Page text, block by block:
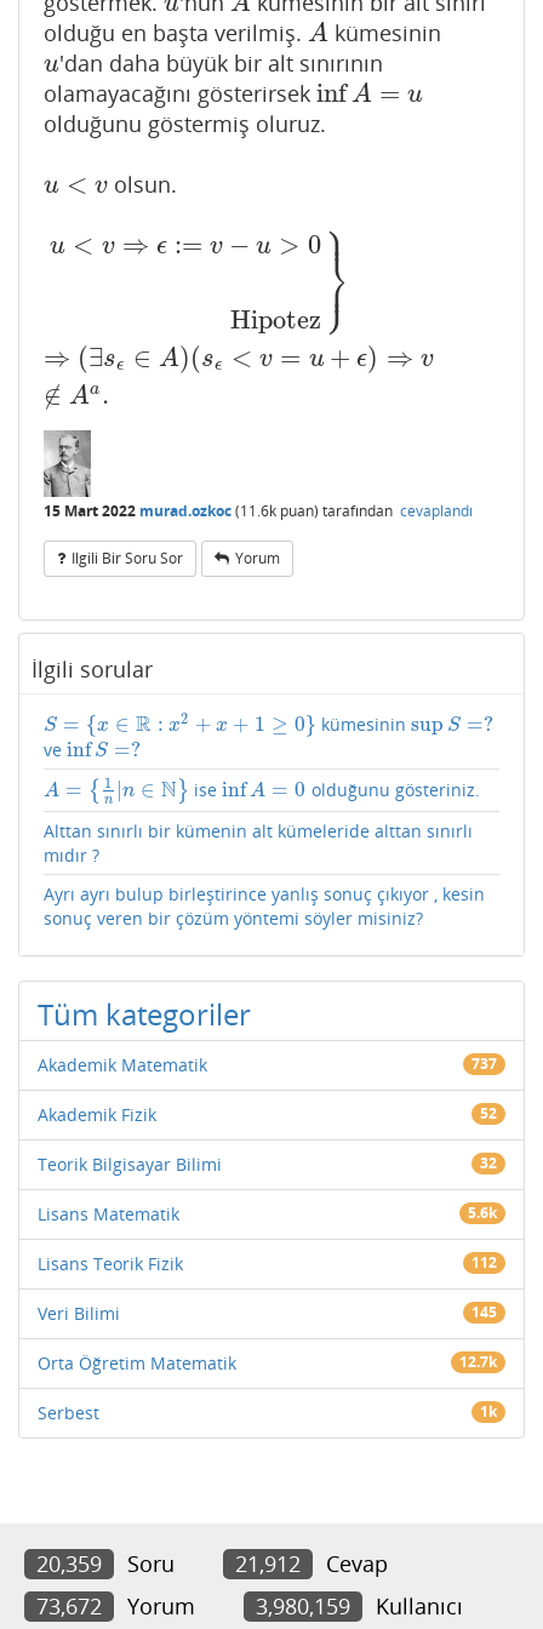
olduğu en başta verilmiş. A
A kümesinin
u
u'dan daha büyük bir alt sınırının
olamayacağını gösterirsek infA = u
infA=u
olduğunu göstermiş oluruz.
u < v
u< v olsun.
u < v ⇒ ϵ := v − u > 0
Hipotez
⎫
⎭
⎬
⎪
⎪
⇒ (∃sϵ ∈ A)(sϵ < v = u + ϵ) ⇒ v
∉ Aa .
∈
15 Mart 2022 murad.ozkoc(11.6k puan) tarafından cevaplandı
Ilgili Bir Soru Sor Yorum
İlgili sorular
S = {x ∈ R : x2 + x + 1 ≥ 0}
S= {x∈ R: 2+ x+ 1 ≥0} kümesininsup S =?
supS= ?
ve inf S =?
infS=
A = { 1
n |n ∈ N }
A= {1n | n∈N } iseinfA = 0
infA=0
olduğunu gösteriniz.
Alttan sınırlı bir kümenin alt kümeleride alttan sınırlı
mıdır ?
Ayrı ayrı bulup birleştirince yanlış sonuç çıkıyor , kesin
sonuç veren bir çözüm yöntemi söyler misiniz?
Tüm kategoriler
Akademik Matematik 737
Akademik Fizik 52
Teorik Bilgisayar Bilimi 32
Lisans Matematik 5.6k
Lisans Teorik Fizik 112
Veri Bilimi 145
Orta Öğretim Matematik 12.7k
Serbest 1k
20,359 Soru 21,912
Cevap
73,672
Yorum 3,980,159 Kullanıcı